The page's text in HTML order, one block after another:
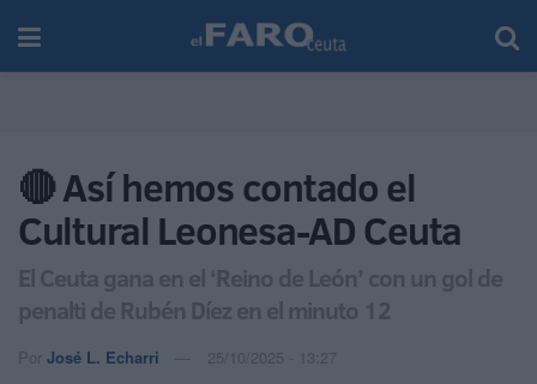
🔴 Así hemos contado el
Cultural Leonesa-AD Ceuta
El Ceuta gana en el ‘Reino de León’ con un gol de
penalti de Rubén Díez en el minuto 12
Por José L. Echarri 25/10/2025 - 13:27